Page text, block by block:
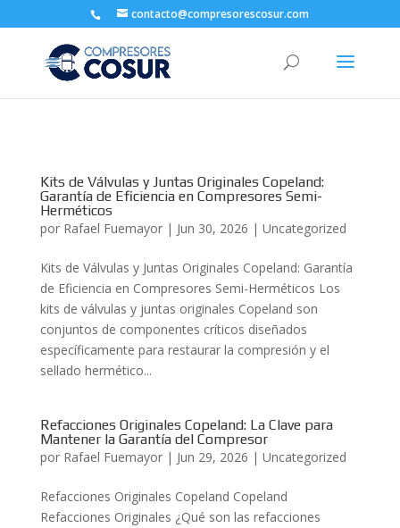
contacto@compresorescosur.com
Kits de Válvulas y Juntas Originales Copeland:
Garantía de Eficiencia en Compresores Semi-
Herméticos
por Rafael Fuemayor| Jun 30, 2026 | Uncategorized
Kits de Válvulas y Juntas Originales Copeland: Garantía
de Eficiencia en Compresores Semi-Herméticos Los
kits de válvulas y juntas originales Copeland son
conjuntos de componentes críticos diseñados
específicamente para restaurar la compresión y el
sellado hermético...
Refacciones Originales Copeland: La Clave para
Mantener la Garantía del Compresor
por Rafael Fuemayor| Jun 29, 2026 | Uncategorized
Refacciones Originales Copeland Copeland
Refacciones Originales ¿Qué son las refacciones